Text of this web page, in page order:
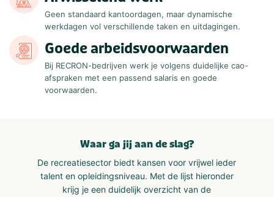
Geen standaard kantoordagen, maar dynamische
werkdagen vol verschillende taken en uitdagingen.
Goede arbeidsvoorwaarden
Bij RECRON-bedrijven werk je volgens duidelijke cao-
afspraken met een passend salaris en goede
voorwaarden.
Waar ga jij aan de slag?
De recreatiesector biedt kansen voor vrijwel ieder
talent en opleidingsniveau. Met de lijst hieronder
krijg je een duidelijk overzicht van de